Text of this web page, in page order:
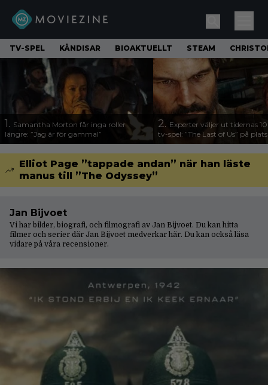
TV-SPEL KÄNDISAR BIOAKTUELLT STEAM
1. Samantha Morton får inga roller
längre: ”Jag är för gammal”
2. Experter väljer ut tidernas
tv-spel: ”The Last of Us” på
Elliot Page ”tappade andan” när han läste
manus till ”The Odyssey”
Jan Bijvoet
Vi har bilder, biografi, och filmografi av Jan Bijvoet. Du kan hitta
filmer och serier där Jan Bijvoet medverkar här. Du kan också läsa
vidare på våra recensioner.